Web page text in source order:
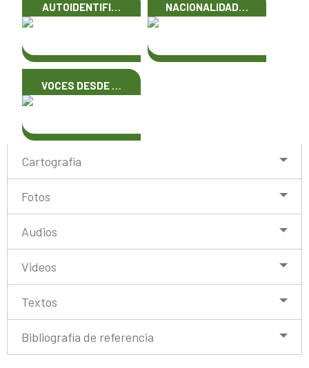
AUTOIDENTIFI… NACIONALIDAD…
VOCES DESDE …
Cartografía
Fotos
Audios
Videos
Textos
Bibliografía de referencia